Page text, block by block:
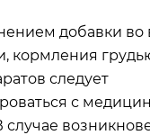
добавки во
кормления
следует
с
случае